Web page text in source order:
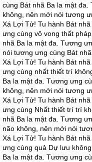
cùng Bát nhã Ba la mật
không, nên mới nói tương
Xá Lợi Tử! Tu hành Bát
ưng cùng vô vong thất
nhã Ba la mật đa. Tương
nói tương ưng cùng Bát nhã
Xá Lợi Tử! Tu hành Bát
ưng cùng nhất thiết trí
Ba la mật đa. Tương ưng
không, nên mới nói tương
Xá Lợi Tử! Tu hành Bát
ưng cùng Nhất thiết trí trí
nhã Ba la mật đa. Tương
não không, nên mới nói
Xá Lợi Tử! Tu hành Bát
ưng cùng quả Dự lưu
Ba la mật đa. Tương ưng